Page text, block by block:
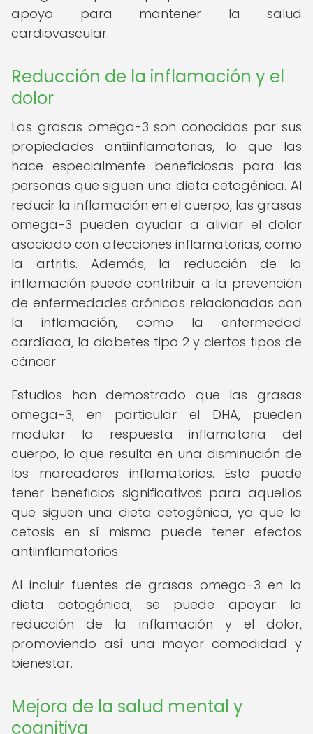
apoyo para mantener la salud
cardiovascular.
Reducción de la inflamación y el
dolor
Las grasas omega-3 son conocidas por sus
propiedades antiinflamatorias, lo que las
hace especialmente beneficiosas para las
personas que siguen una dieta cetogénica. Al
reducir la inflamación en el cuerpo, las grasas
omega-3 pueden ayudar a aliviar el dolor
asociado con afecciones inflamatorias, como
la artritis. Además, la reducción de la
inflamación puede contribuir a la prevención
de enfermedades crónicas relacionadas con
la inflamación, como la enfermedad
cardíaca, la diabetes tipo 2 y ciertos tipos de
cáncer.
Estudios han demostrado que las grasas
omega-3, en particular el DHA, pueden
modular la respuesta inflamatoria del
cuerpo, lo que resulta en una disminución de
los marcadores inflamatorios. Esto puede
tener beneficios significativos para aquellos
que siguen una dieta cetogénica, ya que la
cetosis en sí misma puede tener efectos
antiinflamatorios.
Al incluir fuentes de grasas omega-3 en la
dieta cetogénica, se puede apoyar la
reducción de la inflamación y el dolor,
promoviendo así una mayor comodidad y
bienestar.
Mejora de la salud mental y
cognitiva